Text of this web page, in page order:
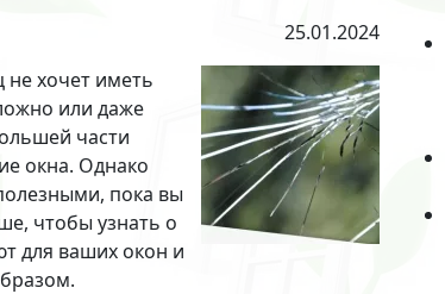
25.01.2024
не хочет иметь
или даже
части
окна. Однако
пока вы
чтобы узнать о
для ваших окон и